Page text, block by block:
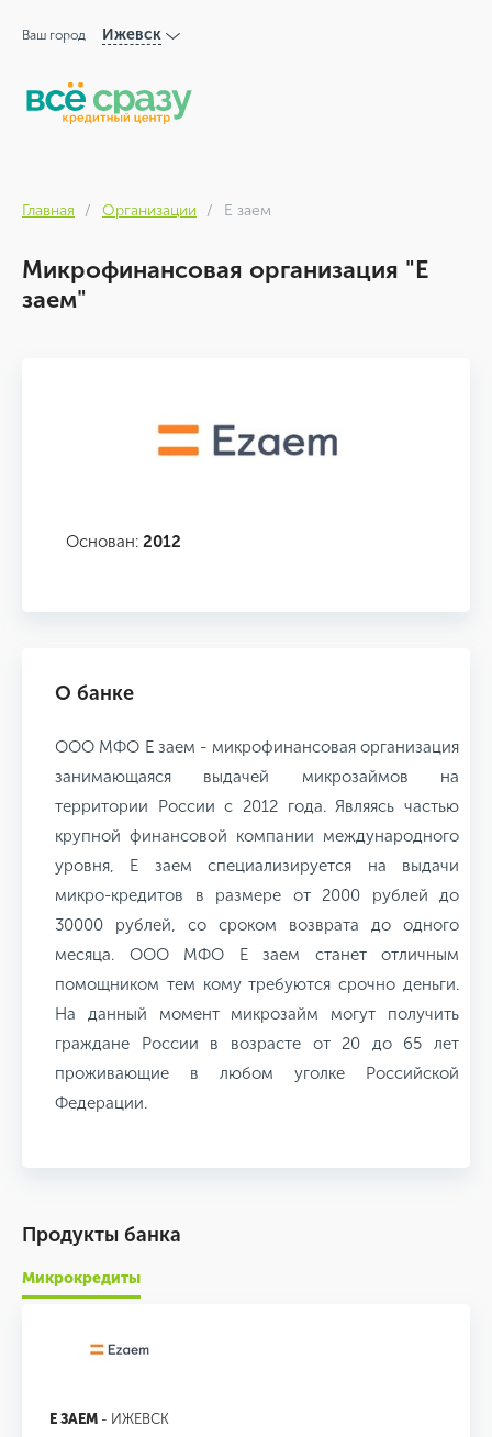
Ваш город Ижевск
Главная Организации Е заем
Микрофинансовая организация "Е
заем"
Основан: 2012
О банке
ООО МФО Е заем - микрофинансовая организация
занимающаяся выдачей микрозаймов на
территории России с 2012 года. Являясь частью
крупной финансовой компании международного
уровня, Е заем специализируется на выдачи
микро-кредитов в размере от 2000 рублей до
30000 рублей, со сроком возврата до одного
месяца. ООО МФО Е заем станет отличным
помощником тем кому требуются срочно деньги.
На данный момент микрозайм могут получить
граждане России в возрасте от 20 до 65 лет
проживающие в любом уголке Российской
Федерации.
Продукты банка
Микрокредиты
Е ЗАЕМ - ИЖЕВСК